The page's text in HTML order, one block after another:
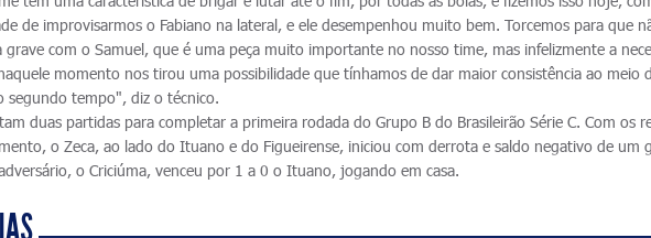
de improvisarmos o Fabiano na lateral, e ele desempenhou muito bem. Torcemos para que
grave com o Samuel, que é uma peça muito importante no nosso time, mas infelizmente a
momento nos tirou uma possibilidade que tínhamos de dar maior consistência ao meio
segundo tempo", diz o técnico.
duas partidas para completar a primeira rodada do Grupo B do Brasileirão Série C. Com os
o Zeca, ao lado do Ituano e do Figueirense, iniciou com derrota e saldo negativo de um
o Criciúma, venceu por 1 a 0 o Ituano, jogando em casa.